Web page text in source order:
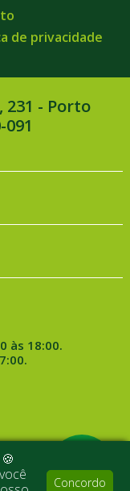
de privacidade
231 - Porto
091
às 18:00.
🍪
Concordo